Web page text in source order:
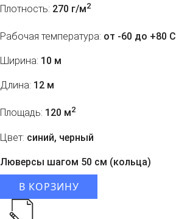
Плотность: 270 г/м2
Рабочая температура: от -60 до +80 C
Ширина: 10 м
Длина: 12 м
Площадь: 120 м2
Цвет: синий, черный
Люверсы шагом 50 см (кольца)
В КОРЗИНУ